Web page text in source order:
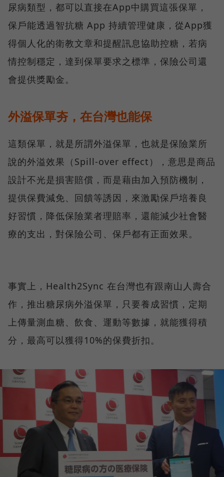
尿病類型，都可以直接在App中購買這張保單，
保戶能透過智抗糖 App 持續管理健康，從App獲
得個人化的衛教文章和提醒訊息協助控糖，若病
情控制穩定，達到保單要求之標準，保險公司還
會提供獎勵金。
外溢保單夯，在台灣也能保
這類保單，就是所謂外溢保單，也就是保險業所
說的外溢效果（Spill-over effect），意思是商品
設計不光是損害賠償，而是藉由加入預防機制，
提供保費減免、回饋等誘因，來激勵保戶培養良
好習慣，降低保險業者理賠率，還能減少社會醫
療的支出，對保險公司、保戶都有正面效果。
事實上，Health2Sync 在台灣也有跟南山人壽合
作，推出糖尿病外溢保單，只要養成習慣，定期
上傳量測血糖、飲食、運動等數據，就能獲得積
分，最高可以獲得10%的保費折扣。